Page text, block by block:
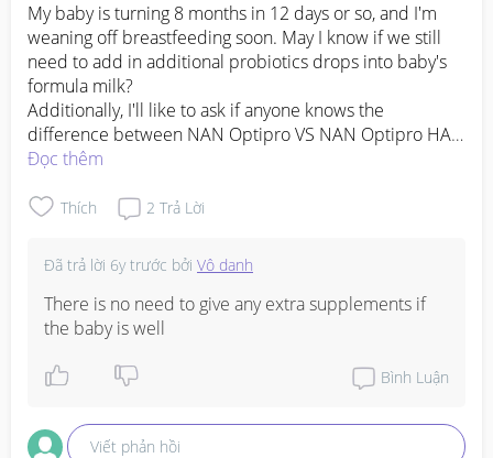
My baby is turning 8 months in 12 days or so, and I'm
weaning off breastfeeding soon. May I know if we still
need to add in additional probiotics drops into baby's
formula milk?
Additionally, I'll like to ask if anyone knows the
difference between NAN Optipro VS NAN Optipro HA?
Đọc thêm
Thích 2 Trả Lời
Đã trả lời 6y trước bởi Vô danh
There is no need to give any extra supplements if
the baby is well
Bình Luận
Viết phản hồi